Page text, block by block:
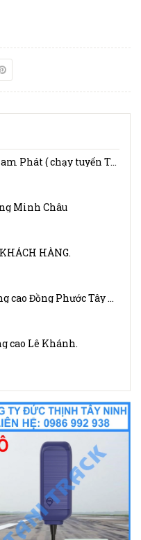
Công ty xe khách Nam Phát ( chạy tuyến Tây Ninh - Đà Lạt)
Minh Châu
HÀNG.
Xe khách Chất lượng cao Đồng Phước Tây Ninh.
cao Lê Khánh.